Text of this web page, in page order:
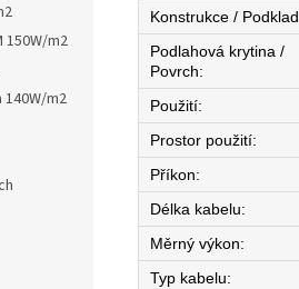
150W/m2
140W/m2
Konstrukce / Podklad
Podlahová krytina /
Povrch:
Použití:
Prostor použití:
Příkon:
Délka kabelu:
Měrný výkon:
Typ kabelu: